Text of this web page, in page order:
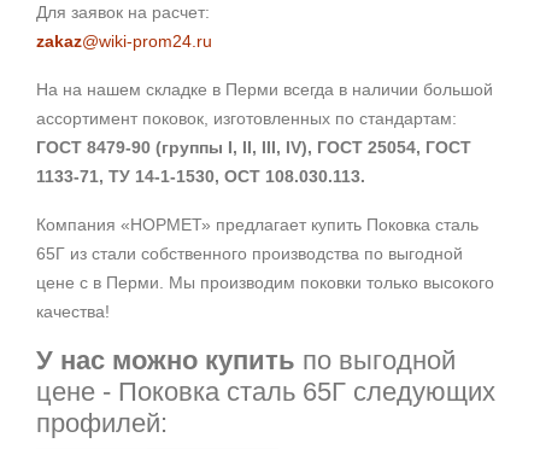
Для заявок на расчет:
zakaz@wiki-prom24.ru
На на нашем складке в Перми всегда в наличии большой
ассортимент поковок, изготовленных по стандартам:
ГОСТ 8479-90 (группы I, II, III, IV), ГОСТ 25054, ГОСТ
1133-71, ТУ 14-1-1530, ОСТ 108.030.113.
Компания «НОРМЕТ» предлагает купить Поковка сталь
65Г из стали собственного производства по выгодной
цене с в Перми. Мы производим поковки только высокого
качества!
У нас можно купить по выгодной
цене - Поковка сталь 65Г следующих
профилей: